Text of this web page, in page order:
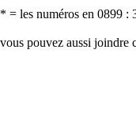
* = les numéros en 0899 :
vous pouvez aussi joindre